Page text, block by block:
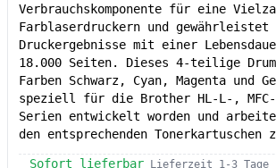
Verbrauchskomponente für eine
Farblaserdruckern und gewährleistet
Druckergebnisse mit einer
18.000 Seiten. Dieses 4-teilige
Farben Schwarz, Cyan, Magenta und
speziell für die Brother HL-L-, MFC-
Serien entwickelt worden und
den entsprechenden Tonerkartuschen
Sofort lieferbar Lieferzeit 1-3 Tage